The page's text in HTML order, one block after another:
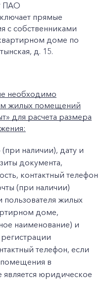
ПАО
прямые
с собственниками
доме по
д. 15.
необходимо
жилых помещений
для расчета размера
наличии), дату и
документа,
контактный телефон
(при наличии)
пользователя жилых
доме,
наименование) и
телефон, если
в
юридическое